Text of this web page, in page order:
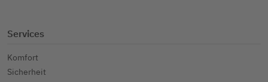
Services
Komfort
Sicherheit